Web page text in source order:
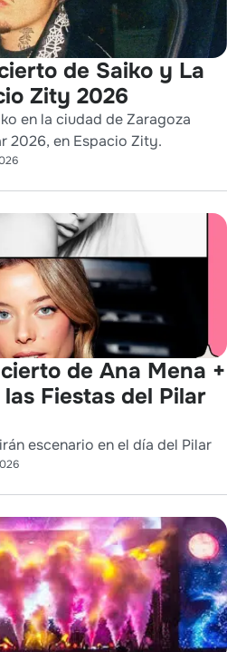
de Saiko y La
Zity 2026
en la ciudad de Zaragoza
2026, en Espacio Zity.
de Ana Mena +
Fiestas del Pilar
escenario en el día del Pilar